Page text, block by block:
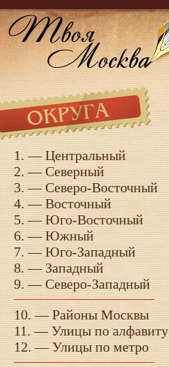
1. —Центральный
2. —Северный
3. —Северо-Восточный
4. —Восточный
5. —Юго-Восточный
6. —Южный
7. —Юго-Западный
8. —Западный
9. —Северо-Западный
10. —Районы Москвы
11. —Улицы по алфавиту
12. —Улицы по метро